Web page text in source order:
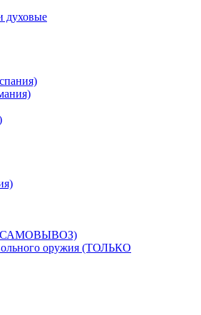
духовые
оружия (ТОЛЬКО